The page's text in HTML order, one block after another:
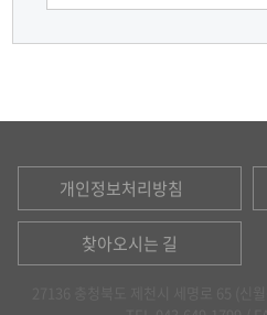
개인정보처리방침
찾아오시는 길